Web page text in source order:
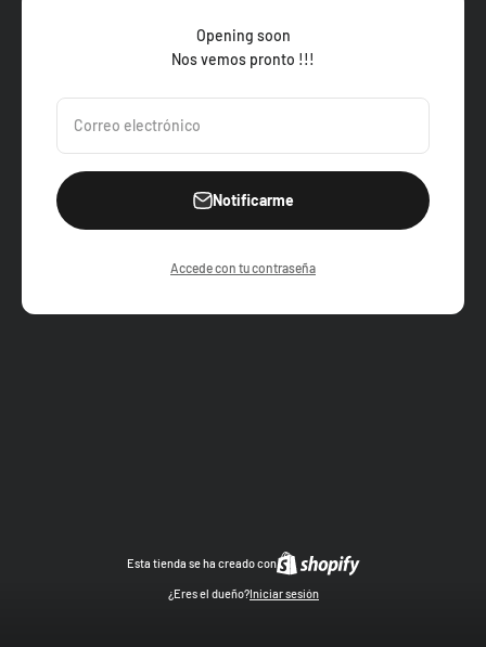
Opening soon
Nos vemos pronto !!!
Correo electrónico
Notificarme
Accede con tu contraseña
Esta tienda se ha creado con
¿Eres el dueño?Iniciar sesión